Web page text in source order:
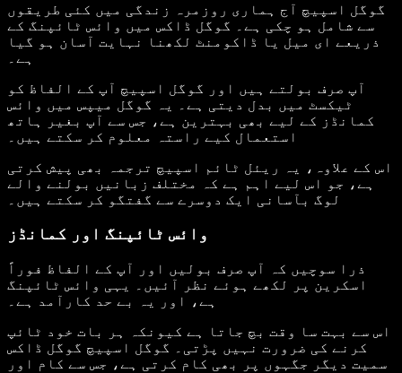
گوگل اسپیچ آج ہماری روزمرہ زندگی میں کئی طریقوں
سے شامل ہو چکی ہے۔ گوگل ڈاکس میں وائس ٹائپنگ کے
ذریعے ای میل یا ڈاکومنٹ لکھنا نہایت آسان ہو گیا
آپ صرف بولتے ہیں اور گوگل اسپیچ آپ کے الفاظ کو
ٹیکسٹ میں بدل دیتی ہے۔ یہ گوگل میپس میں وائس
کمانڈز کے لیے بھی بہترین ہے، جس سے آپ بغیر ہاتھ
اس کے علاوہ، یہ ریئل ٹائم اسپیچ ترجمہ بھی پیش کرتی
ہے، جو اس لیے اہم ہے کہ مختلف زبانیں بولنے والے
لوگ بآسانی ایک دوسرے سے گفتگو کر سکتے ہیں۔
وائس ٹائپنگ اور کمانڈز
ذرا سوچیں کہ آپ صرف بولیں اور آپ کے الفاظ فوراً
اسکرین پر لکھے ہوئے نظر آئیں۔ یہی وائس ٹائپنگ
اس سے بہت سا وقت بچ جاتا ہے کیونکہ ہر بات خود ٹائپ
کرنے کی ضرورت نہیں پڑتی۔ گوگل اسپیچ گوگل ڈاکس
سمیت دیگر جگہوں پر بھی کام کرتی ہے، جس سے کام اور